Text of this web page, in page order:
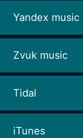
Yandex music
Zvuk music
Tidal
iTunes